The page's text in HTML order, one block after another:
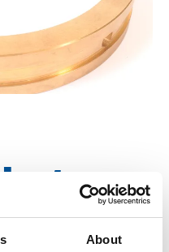
About